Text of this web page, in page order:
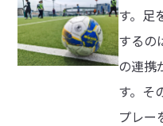
す。足
するの
の連携
す。そ
プレー